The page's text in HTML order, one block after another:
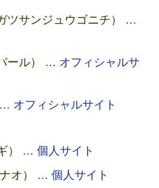
ツサンジュウゴニチ） …
ール） … オフィシャルサ
… オフィシャルサイト
） … 個人サイト
オ） … 個人サイト